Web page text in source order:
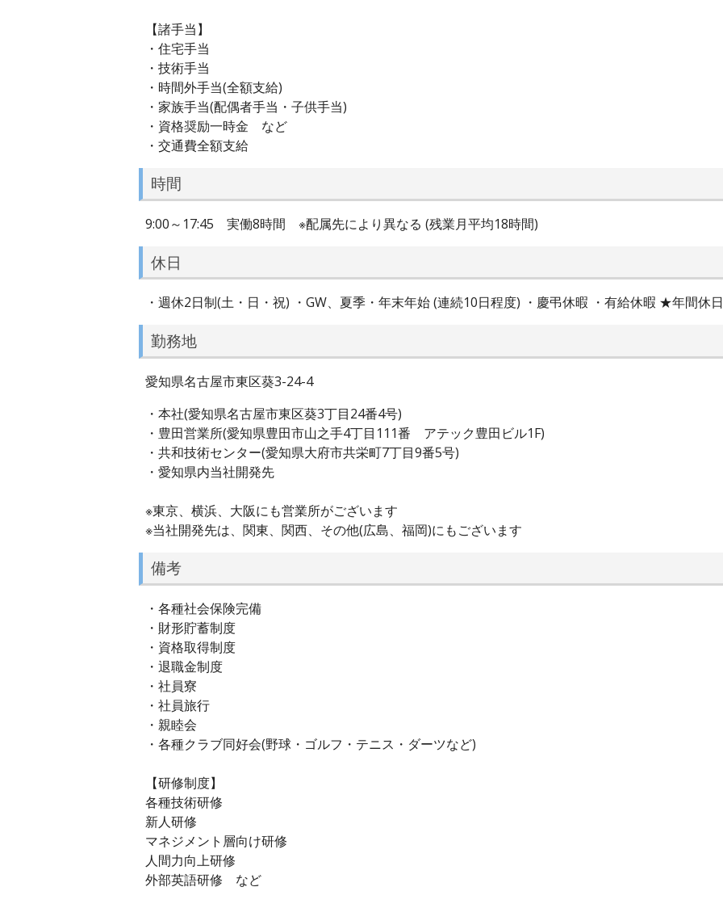
【諸手当】
・住宅手当
・技術手当
・時間外手当(全額支給)
・家族手当(配偶者手当・子供手当)
・資格奨励一時金 など
・交通費全額支給
時間
9:00～17:45 実働8時間 ※配属先により異なる (残業月平均18時間)
休日
・週休2日制(土・日・祝) ・GW、夏季・年末年始 (連続10日程度) ・慶弔休暇 ・有給休暇 ★年間休
勤務地
愛知県名古屋市東区葵3-24-4
・本社(愛知県名古屋市東区葵3丁目24番4号)
・豊田営業所(愛知県豊田市山之手4丁目111番 アテック豊田ビル1F)
・共和技術センター(愛知県大府市共栄町7丁目9番5号)
・愛知県内当社開発先
※東京、横浜、大阪にも営業所がございます
※当社開発先は、関東、関西、その他(広島、福岡)にもございます
備考
・各種社会保険完備
・財形貯蓄制度
・資格取得制度
・退職金制度
・社員寮
・社員旅行
・親睦会
・各種クラブ同好会(野球・ゴルフ・テニス・ダーツなど)
【研修制度】
各種技術研修
新人研修
マネジメント層向け研修
人間力向上研修
外部英語研修 など